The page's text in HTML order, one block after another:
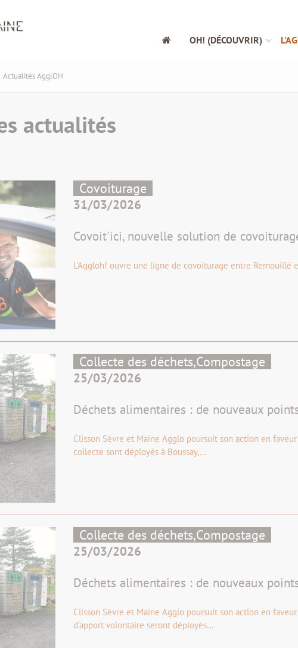
OH! (DÉCOUVRIR)
Actualités AgglOH
actualités
Covoiturage
31/03/2026
Covoit'ici, nouvelle solution de
L'Aggloh! ouvre une ligne de covoiturage entre Remouillé
Collecte des déchets,Compostage
25/03/2026
Déchets alimentaires : de nouveaux
Clisson Sèvre et Maine Agglo poursuit son action en
collecte sont déployés à Boussay,…
Collecte des déchets,Compostage
25/03/2026
Déchets alimentaires : de nouveaux
Clisson Sèvre et Maine Agglo poursuit son action en
d’apport volontaire seront déployés…